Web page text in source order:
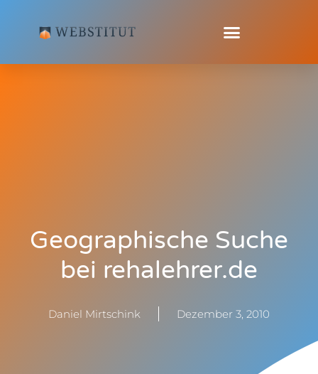
Geographische Suche
bei rehalehrer.de
Daniel Mirtschink Dezember 3, 2010